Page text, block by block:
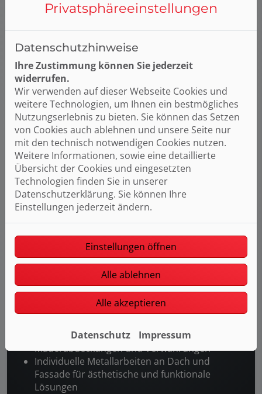
Lüftungs- und Klimasysteme
Planung und Umsetzung moderner
Lüftungsanlagen für ein gesundes Raumklima
Installation von Klimaanlagen zur optimalen
Temperaturregelung
Beratung zu energieeffizienten und leisen
Lüftungssystemen
Bauklempnerei
Installation von Dachrinnen und Fallrohren zur
effizienten Regenwasserableitung
Montage und Wartung von Blechdächern und -
Anfertigung und Einbau von Abdeckungen,
Mauerabdeckungen und Verwahrungen
Individuelle Metallarbeiten an Dach und
Fassade für ästhetische und funktionale
Lösungen
Privatsphäre­einstellungen
Datenschutzhinweise
Ihre Zustimmung können Sie jederzeit
widerrufen.
Wir verwenden auf dieser Webseite Cookies und
weitere Technologien, um Ihnen ein bestmögliches
Nutzungserlebnis zu bieten. Sie können das Setzen
von Cookies auch ablehnen und unsere Seite nur
mit den technisch notwendigen Cookies nutzen.
Weitere Informationen, sowie eine detaillierte
Übersicht der Cookies und eingesetzten
Technologien finden Sie in unserer
Datenschutzerklärung. Sie können Ihre
Einstellungen jederzeit ändern.
Einstellungen öffnen
Alle ablehnen
Alle akzeptieren
Datenschutz Impressum